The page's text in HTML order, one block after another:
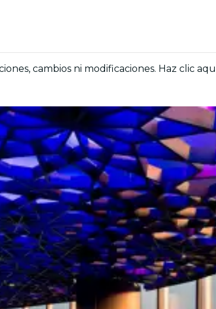
cambios ni modificaciones. Haz clic